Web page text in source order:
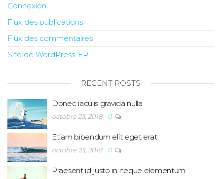
Connexion
Flux des publications
Flux des commentaires
Site de WordPress-FR
RECENT POSTS
Donec iaculis gravida nulla
octobre 23, 2018 0
Etiam bibendum elit eget erat
octobre 23, 2018 0
Praesent id justo in neque elementum